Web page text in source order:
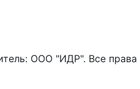
ООО "ИДР". Все права